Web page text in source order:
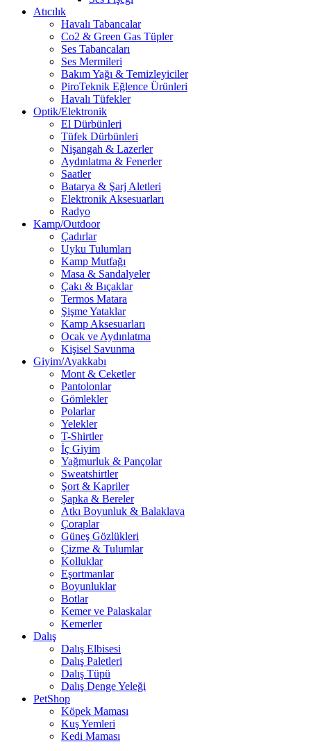
Atıcılık
Havalı Tabancalar
Co2 & Green Gas Tüpler
Ses Tabancaları
Ses Mermileri
Bakım Yağı & Temizleyiciler
PiroTeknik Eğlence Ürünleri
Havalı Tüfekler
Optik/Elektronik
El Dürbünleri
Tüfek Dürbünleri
Nişangah & Lazerler
Aydınlatma & Fenerler
Saatler
Batarya & Şarj Aletleri
Elektronik Aksesuarları
Radyo
Kamp/Outdoor
Çadırlar
Uyku Tulumları
Kamp Mutfağı
Masa & Sandalyeler
Çakı & Bıçaklar
Termos Matara
Şişme Yataklar
Kamp Aksesuarları
Ocak ve Aydınlatma
Kişisel Savunma
Giyim/Ayakkabı
Mont & Ceketler
Pantolonlar
Gömlekler
Polarlar
Yelekler
T-Shirtler
İç Giyim
Yağmurluk & Pançolar
Sweatshirtler
Şort & Kapriler
Şapka & Bereler
Atkı Boyunluk & Balaklava
Çoraplar
Güneş Gözlükleri
Çizme & Tulumlar
Kolluklar
Eşortmanlar
Boyunluklar
Botlar
Kemer ve Palaskalar
Kemerler
Dalış
Dalış Elbisesi
Dalış Paletleri
Dalış Tüpü
Dalış Denge Yeleği
PetShop
Köpek Maması
Kuş Yemleri
Kedi Maması